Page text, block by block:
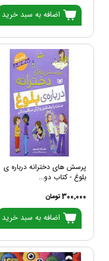
اضافه به سبد خرید
پرسش های دخترانه درباره ی
بلوغ - کتاب دو...
300,000 تومان
اضافه به سبد خرید